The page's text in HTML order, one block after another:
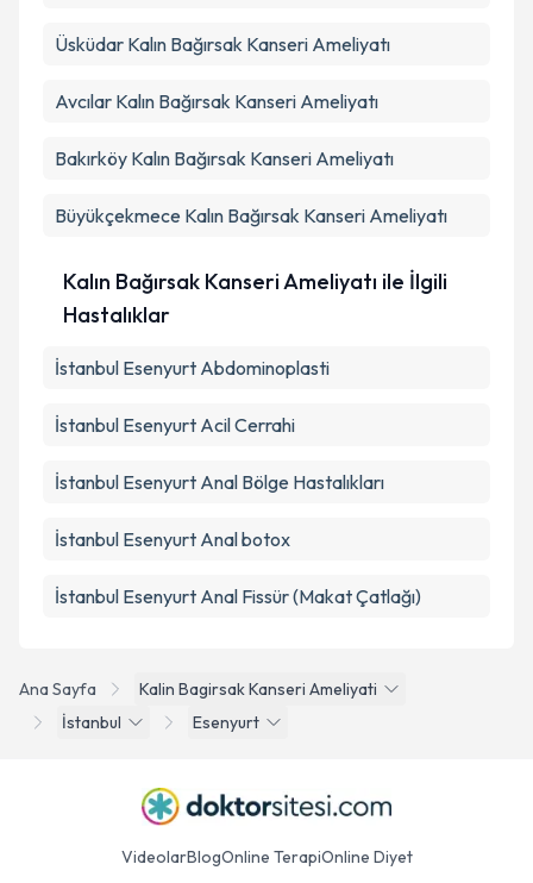
Ana Sayfa
Kalin Bagirsak Kanseri Ameliyati
İstanbul
Esenyurt
Üsküdar Kalın Bağırsak Kanseri Ameliyatı
Avcılar Kalın Bağırsak Kanseri Ameliyatı
Bakırköy Kalın Bağırsak Kanseri Ameliyatı
Büyükçekmece Kalın Bağırsak Kanseri Ameliyatı
Kalın Bağırsak Kanseri Ameliyatı ile İlgili
Hastalıklar
İstanbul Esenyurt Abdominoplasti
İstanbul Esenyurt Acil Cerrahi
İstanbul Esenyurt Anal Bölge Hastalıkları
İstanbul Esenyurt Anal botox
İstanbul Esenyurt Anal Fissür (Makat Çatlağı)
VideolarBlogOnline TerapiOnline Diyet